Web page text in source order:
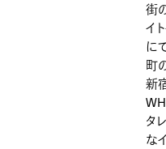
街
イ
に
町
新
タ
な